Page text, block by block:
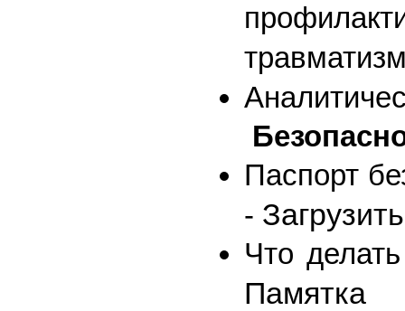
Паспорт
- Загрузить
Что
Памятка